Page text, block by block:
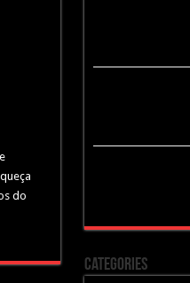
do
Categories